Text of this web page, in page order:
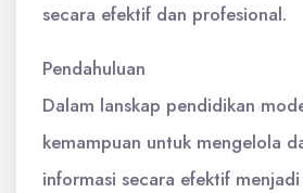
secara efektif dan profesional.
Pendahuluan
Dalam lanskap pendidikan
kemampuan untuk mengelola
informasi secara efektif